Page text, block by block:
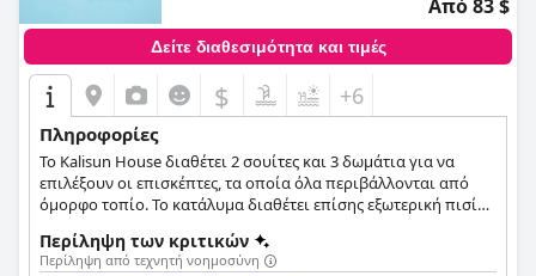
Από 83 $
Δείτε διαθεσιμότητα και τιμές
$ +6
Πληροφορίες
Το Kalisun House διαθέτει 2 σουίτες και 3 δωμάτια για να
επιλέξουν οι επισκέπτες, τα οποία όλα περιβάλλονται από
όμορφο τοπίο. Το κατάλυμα διαθέτει επίσης εξωτερική πισίνα
Περίληψη των κριτικών
Περίληψη από τεχνητή νοημοσύνη